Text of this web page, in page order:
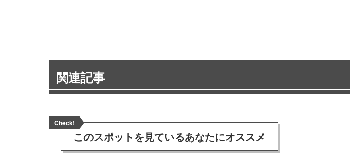
関連記事
Check!
このスポットを見ているあなたにオススメ